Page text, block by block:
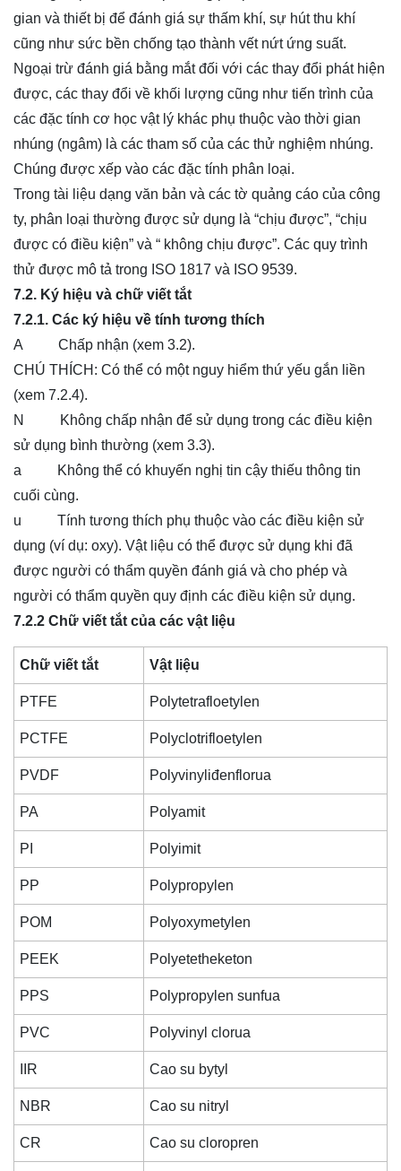
gian và thiết bị để đánh giá sự thấm khí, sự hút thu khí
cũng như sức bền chống tạo thành vết nứt ứng suất.
Ngoại trừ đánh giá bằng mắt đối với các thay đổi phát hiện
được, các thay đổi về khối lượng cũng như tiến trình của
các đặc tính cơ học vật lý khác phụ thuộc vào thời gian
nhúng (ngâm) là các tham số của các thử nghiệm nhúng.
Chúng được xếp vào các đặc tính phân loại.
Trong tài liệu dạng văn bản và các tờ quảng cáo của công
ty, phân loại thường được sử dụng là “chịu được”, “chịu
được có điều kiện” và “ không chịu được”. Các quy trình
thử được mô tả trong ISO 1817 và ISO 9539.
7.2. Ký hiệu và chữ viết tắt
7.2.1. Các ký hiệu về tính tương thích
A Chấp nhận (xem 3.2).
CHÚ THÍCH: Có thể có một nguy hiểm thứ yếu gắn liền
(xem 7.2.4).
N Không chấp nhận để sử dụng trong các điều kiện
sử dụng bình thường (xem 3.3).
a Không thể có khuyến nghị tin cậy thiếu thông tin
cuối cùng.
u Tính tương thích phụ thuộc vào các điều kiện sử
dụng (ví dụ: oxy). Vật liệu có thể được sử dụng khi đã
được người có thẩm quyền đánh giá và cho phép và
người có thẩm quyền quy định các điều kiện sử dụng.
7.2.2 Chữ viết tắt của các vật liệu
Chữ viết tắt Vật liệu
PTFE Polytetrafloetylen
PCTFE Polyclotrifloetylen
PVDF Polyvinyliđenflorua
PA Polyamit
PI Polyimit
PP Polypropylen
POM Polyoxymetylen
PEEK Polyetetheketon
PPS Polypropylen sunfua
PVC Polyvinyl clorua
IIR Cao su bytyl
NBR Cao su nitryl
CR Cao su cloropren